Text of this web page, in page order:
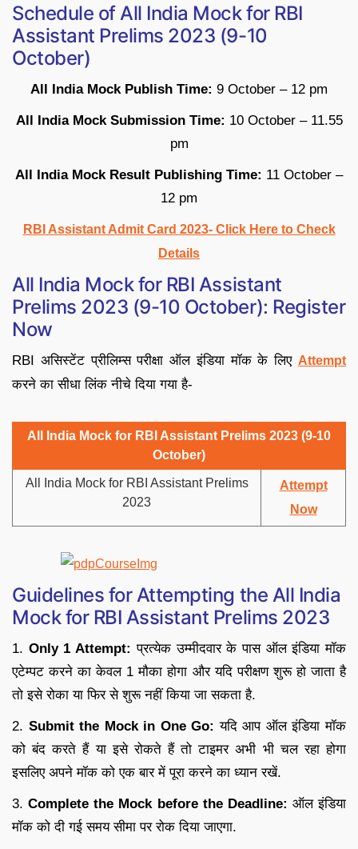
Schedule of All India Mock for RBI
Assistant Prelims 2023 (9-10
October)
All India Mock Publish Time: 9 October – 12 pm
All India Mock Submission Time: 10 October – 11.55
pm
All India Mock Result Publishing Time: 11 October –
12 pm
RBI Assistant Admit Card 2023- Click Here to Check
Details
All India Mock for RBI Assistant
Prelims 2023 (9-10 October): Register
Now
RBI असिस्टेंट प्रीलिम्स परीक्षा ऑल इंडिया मॉक के लिए Attempt
करने का सीधा लिंक नीचे दिया गया है-
All India Mock for RBI Assistant Prelims 2023 (9-10
October)
All India Mock for RBI Assistant Prelims
2023
Attempt
Now
Guidelines for Attempting the All India
Mock for RBI Assistant Prelims 2023
1. Only 1 Attempt: प्रत्येक उम्मीदवार के पास ऑल इंडिया मॉक
एटेम्पट करने का केवल 1 मौका होगा और यदि परीक्षण शुरू हो जाता है
तो इसे रोका या फिर से शुरू नहीं किया जा सकता है.
2. Submit the Mock in One Go: यदि आप ऑल इंडिया मॉक
को बंद करते हैं या इसे रोकते हैं तो टाइमर अभी भी चल रहा होगा
इसलिए अपने मॉक को एक बार में पूरा करने का ध्यान रखें.
3.Complete the Mock before the Deadline: ऑल इंडिया
मॉक को दी गई समय सीमा पर रोक दिया जाएगा.